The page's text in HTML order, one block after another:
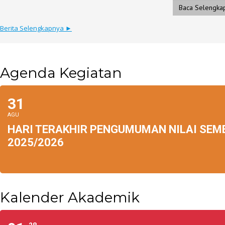
Baca
Berita Selengkapnya ►
Agenda Kegiatan
31
AGU
HARI TERAKHIR PENGUMUMAN NILAI
2025/2026
Kalender Akademik